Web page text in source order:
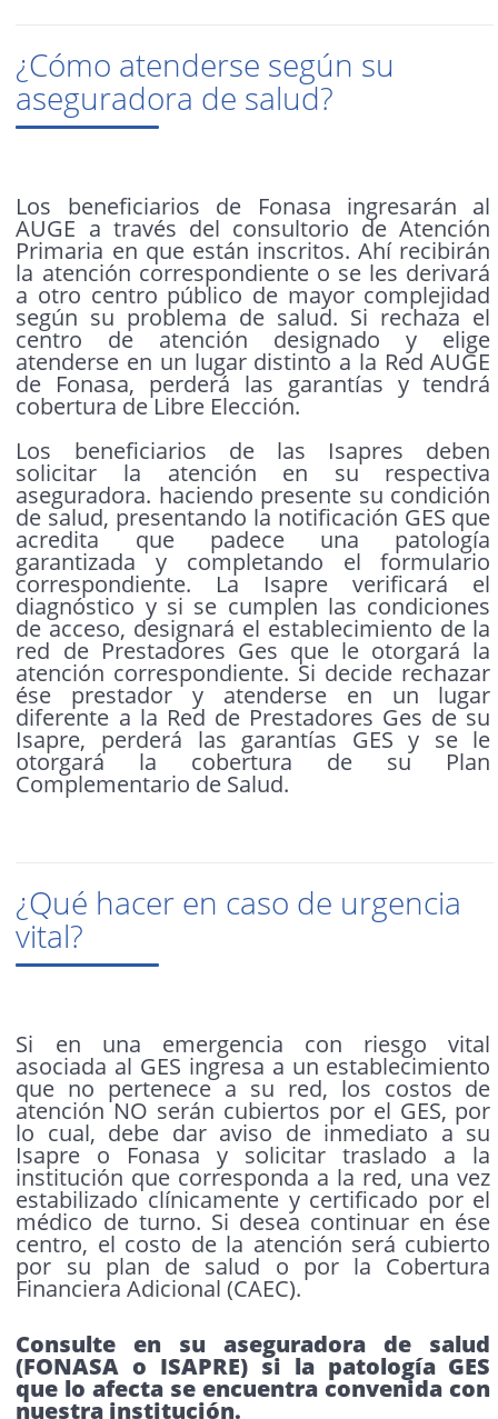
¿Cómo atenderse según su
aseguradora de salud?
Los beneficiarios de Fonasa ingresarán al
AUGE a través del consultorio de Atención
Primaria en que están inscritos. Ahí recibirán
la atención correspondiente o se les derivará
a otro centro público de mayor complejidad
según su problema de salud. Si rechaza el
centro de atención designado y elige
atenderse en un lugar distinto a la Red AUGE
de Fonasa, perderá las garantías y tendrá
cobertura de Libre Elección.
Los beneficiarios de las Isapres deben
solicitar la atención en su respectiva
aseguradora. haciendo presente su condición
de salud, presentando la notificación GES que
acredita que padece una patología
garantizada y completando el formulario
correspondiente. La Isapre verificará el
diagnóstico y si se cumplen las condiciones
de acceso, designará el establecimiento de la
red de Prestadores Ges que le otorgará la
atención correspondiente. Si decide rechazar
ése prestador y atenderse en un lugar
diferente a la Red de Prestadores Ges de su
Isapre, perderá las garantías GES y se le
otorgará la cobertura de su Plan
Complementario de Salud.
¿Qué hacer en caso de urgencia
vital?
Si en una emergencia con riesgo vital
asociada al GES ingresa a un establecimiento
que no pertenece a su red, los costos de
atención NO serán cubiertos por el GES, por
lo cual, debe dar aviso de inmediato a su
Isapre o Fonasa y solicitar traslado a la
institución que corresponda a la red, una vez
estabilizado clínicamente y certificado por el
médico de turno. Si desea continuar en ése
centro, el costo de la atención será cubierto
por su plan de salud o por la Cobertura
Financiera Adicional (CAEC).
Consulte en su aseguradora de salud
(FONASA o ISAPRE) si la patología GES
que lo afecta se encuentra convenida con
nuestra institución.